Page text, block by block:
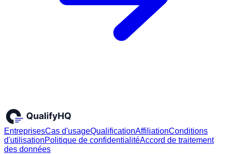
EntreprisesCas d'usageQualificationAffiliationConditions
d'utilisationPolitique de confidentialitéAccord de traitement
des données